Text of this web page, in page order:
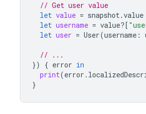
// Get user value
let value = snapshot.value
let username = value?[
let user = User(username :
// ...
})
{ error in
print(error .
}